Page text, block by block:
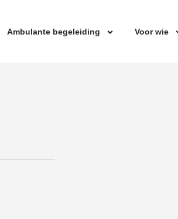
Ambulante begeleiding Voor wie